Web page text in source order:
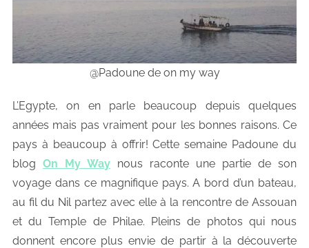
@Padoune de on my way
L’Egypte, on en parle beaucoup depuis quelques
années mais pas vraiment pour les bonnes raisons. Ce
pays à beaucoup à offrir! Cette semaine Padoune du
blog On My Way nous raconte une partie de son
voyage dans ce magnifique pays. A bord d’un bateau,
au fil du Nil partez avec elle à la rencontre de Assouan
et du Temple de Philae. Pleins de photos qui nous
donnent encore plus envie de partir à la découverte